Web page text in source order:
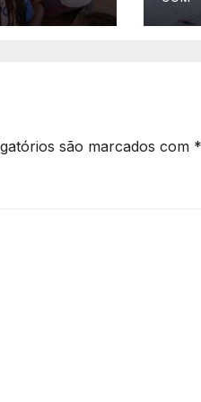
são marcados com *